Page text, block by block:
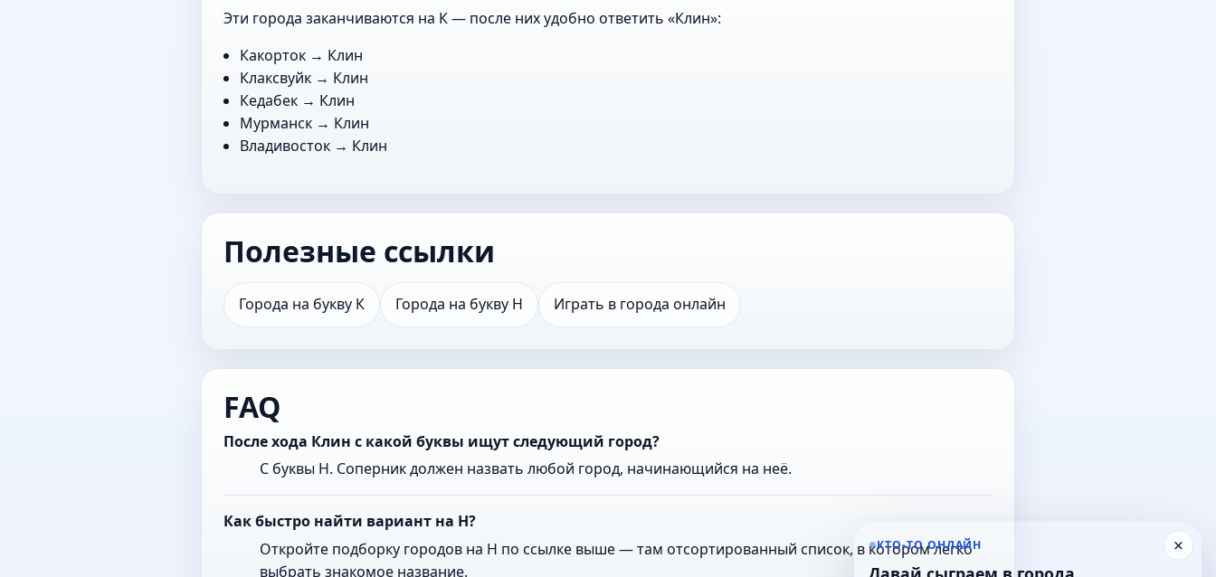
Эти города заканчиваются на К — после них удобно ответить «Клин»:
Какорток → Клин
Клаксвуйк → Клин
Кедабек → Клин
Мурманск → Клин
Владивосток → Клин
Полезные ссылки
Города на букву К Города на букву Н Играть в города онлайн
FAQ
После хода Клин с какой буквы ищут следующий город?
С буквы Н. Соперник должен назвать любой город, начинающийся на неё.
Как быстро найти вариант на Н?
Откройте подборку городов на Н по ссылке выше — там отсортированный список, в котором легко
выбрать знакомое название.
×
КТО-ТО ОНЛАЙН